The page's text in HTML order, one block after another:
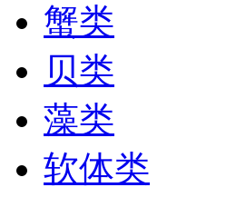
蟹类
贝类
藻类
软体类